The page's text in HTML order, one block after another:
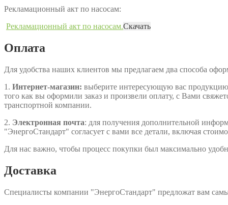
Рекламационный акт по насосам:
Рекламационный акт по насосам.Скачать
Оплата
Для удобства наших клиентов мы предлагаем два способа
1. Интернет-магазин: выберите интересующую вас продукцию,
того как вы оформили заказ и произвели оплату, с Вами
транспортной компании.
2. Электронная почта: для получения дополнительной
"ЭнергоСтандарт" согласует с вами все детали, включая
Для нас важно, чтобы процесс покупки был максимально
Доставка
Специалисты компании "ЭнергоСтандарт" предложат вам